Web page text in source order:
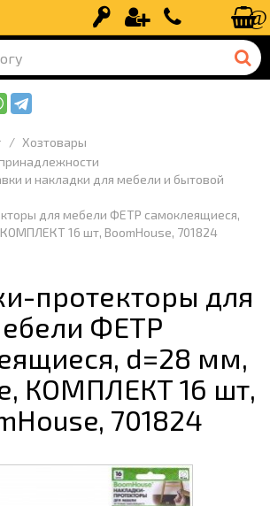
Вход Регистрация+7 (499) 110-
Хозтовары
и накладки для мебели и бытовой
для мебели ФЕТР самоклеящиеся,
16 шт, BoomHouse, 701824
протекторы для
ФЕТР
d=28 мм,
КОМПЛЕКТ 16 шт,
701824